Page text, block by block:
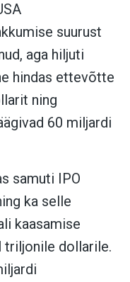
suurust
aga hiljuti
hindas ettevõtte
ning
60 miljardi
samuti IPO
ka selle
kaasamise
triljonile dollarile.